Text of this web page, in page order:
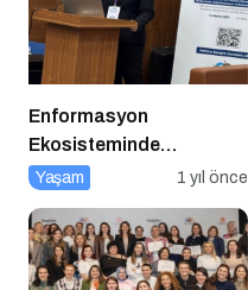
Enformasyon
Ekosisteminde
Dezenformasyon ve
Yaşam 1 yıl önce